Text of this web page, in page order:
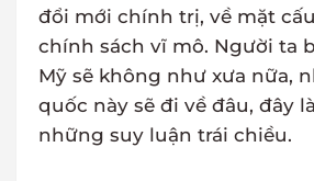
đổi mới chính trị, về mặt
chính sách vĩ mô. Người ta
Mỹ sẽ không như xưa nữa,
quốc này sẽ đi về đâu, đây
những suy luận trái chiều.